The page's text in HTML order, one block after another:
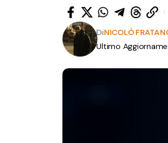
Ultimo
DiNICOLÒ